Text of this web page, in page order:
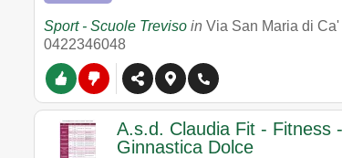
Sport - Scuole Treviso in Via San Maria di
0422346048
A.s.d. Claudia Fit - Fitness
Ginnastica Dolce